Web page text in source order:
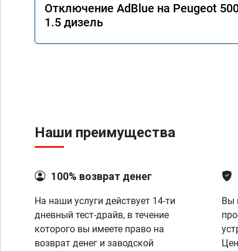
Отключение AdBlue на Peugeot
1.5 дизель
Наши преимущества
100% возврат денег
На наши услуги действует 14-ти
дневный тест-драйв, в течение
которого вы имеете право на
возврат денег и заводской
Вы